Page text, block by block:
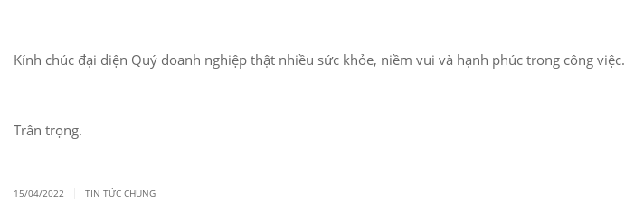
Kính chúc đại diện Quý doanh nghiệp thật nhiều sức khỏe, niềm vui và hạnh phúc trong công việc.
Trân trọng.
15/04/2022 TIN TỨC CHUNG